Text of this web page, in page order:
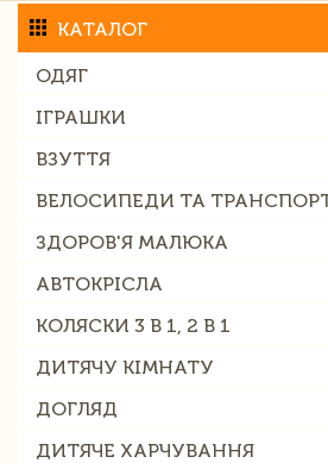
КАТАЛОГ
ОДЯГ
ІГРАШКИ
ВЗУТТЯ
ВЕЛОСИПЕДИ ТА
ЗДОРОВ'Я МАЛЮКА
АВТОКРІСЛА
КОЛЯСКИ 3 В 1, 2 В 1
ДИТЯЧУ КІМНАТУ
ДОГЛЯД
ДИТЯЧЕ ХАРЧУВАННЯ